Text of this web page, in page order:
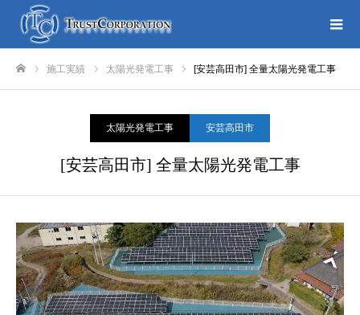
施工実績 太陽光発電工事 [安芸高田市] 全量太陽光発電工事
太陽光発電工事 安芸高田市
[安芸高田市] 全量太陽光発電工事